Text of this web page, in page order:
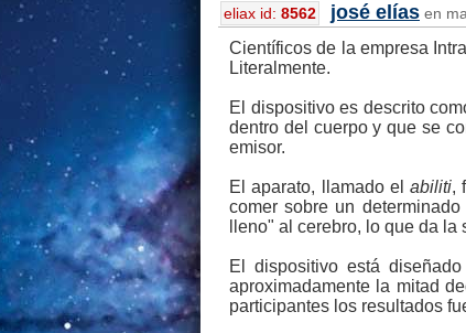
eliax id: 8562 josé elías en
Científicos de la empresa
Literalmente.
El dispositivo es descrito
dentro del cuerpo y que se
emisor.
El aparato, llamado el abiliti,
comer sobre un determinado
lleno" al cerebro, lo que da
El dispositivo está
aproximadamente la mitad
participantes los resultados